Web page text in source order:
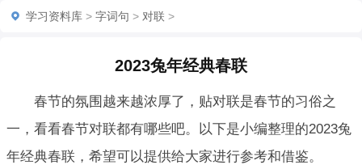
学习资料库 > 字词句 > 对联 >
2023兔年经典春联
春节的氛围越来越浓厚了，贴对联是春节的习俗之
一，看看春节对联都有哪些吧。以下是小编整理的2023兔
年经典春联，希望可以提供给大家进行参考和借鉴。